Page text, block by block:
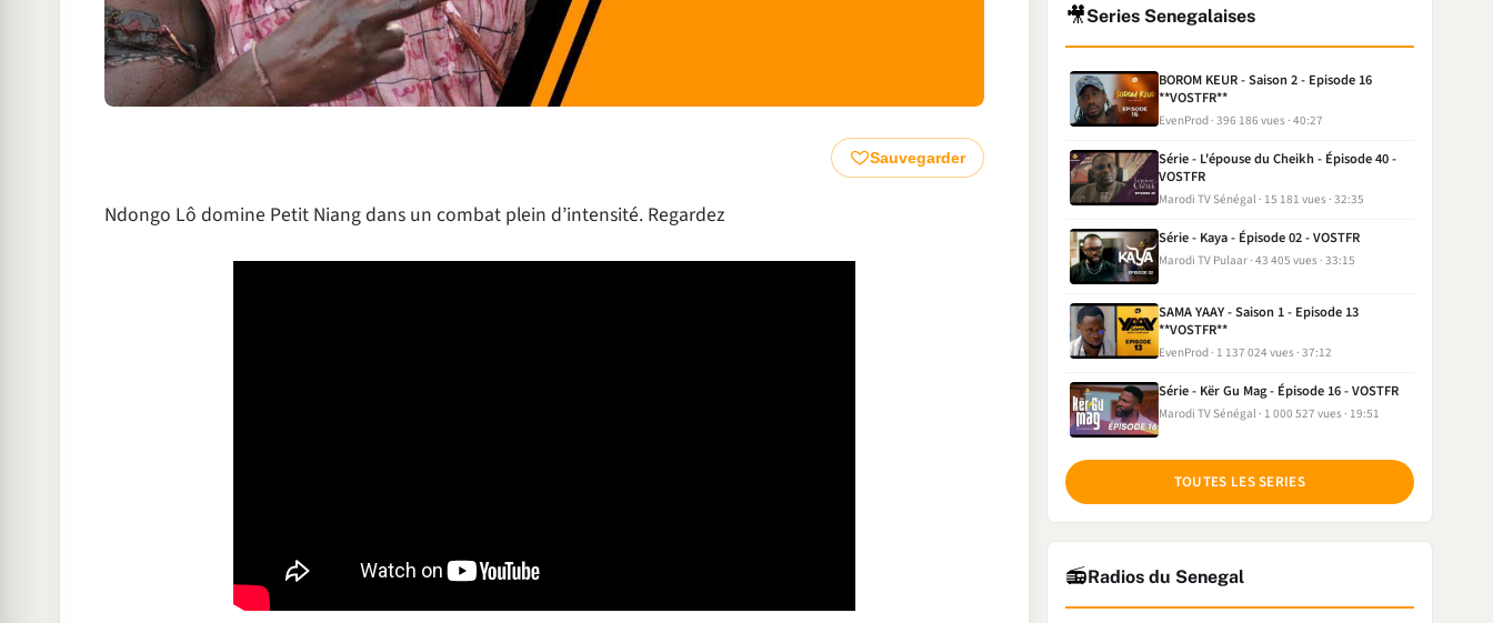
Sauvegarder
Ndongo Lô domine Petit Niang dans un combat plein d’intensité. Regardez
🎥Series Senegalaises
BOROM KEUR - Saison 2 - Episode 16
**VOSTFR**
EvenProd 396 186 vues 40:27
Série - L'épouse du Cheikh - Épisode 40 -
VOSTFR
Marodi TV Sénégal 15 181 vues 32:35
Série - Kaya - Épisode 02 - VOSTFR
Marodi TV Pulaar 43 405 vues 33:15
SAMA YAAY - Saison 1 - Episode 13
**VOSTFR**
EvenProd 1 137 024 vues 37:12
Série - Kër Gu Mag - Épisode 16 - VOSTFR
Marodi TV Sénégal 1 000 527 vues 19:51
TOUTES LES SERIES
📻Radios du Senegal